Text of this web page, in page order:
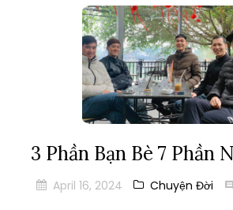
3 Phần Bạn Bè 7 Phần
April 16, 2024 Chuyện Đời